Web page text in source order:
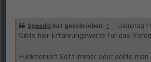
Speedo hat geschrieben: ↑ Dienstag
Gibts hier Erfahrungswerte für das
Funktioniert Soft immer oder sollte man